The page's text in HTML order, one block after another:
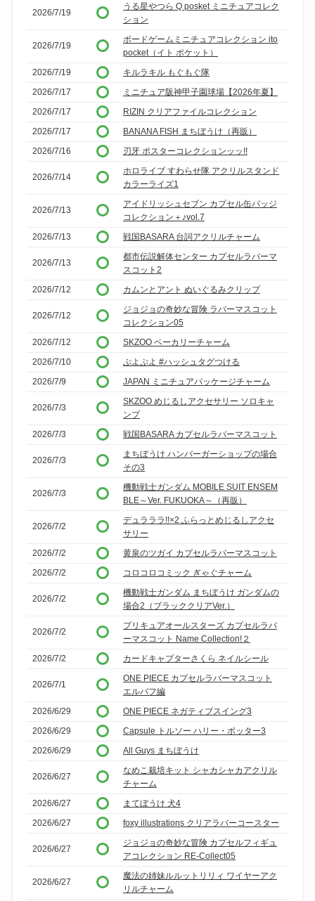
2026/7/19
うる星やつら Q posket ミニチュアコレク
ション
2026/7/19
ボードゲームミニチュアコレクション ito
pocket（イト ポケット）
2026/7/19
キルラキル もぐもぐ隊
2026/7/17
ミニチュア阪神甲子園球場【2026年夏】
2026/7/17
RIZIN クリアファイルコレクション
2026/7/17
BANANA FISH まちぼうけ（再販）
2026/7/16
刃牙 ポスターコレクションッッ!!
2026/7/14
ホロライブ すわらせ隊 アクリルスタンド
カラーライズ1
2026/7/13
アイドリッシュセブン カプセル缶バッジ
コレクション＋♪vol.7
2026/7/13
戦国BASARA 台詞アクリルチャーム
2026/7/13
都市伝説解体センター カプセルラバーマ
スコット2
2026/7/12
カムンとアント ぬいぐるみクリップ
2026/7/12
ジョジョの奇妙な冒険 ラバーマスコット
コレクション05
2026/7/12
SKZOO ベーカリーチャーム
2026/7/10
ぷよぷよ #ハッシュタグつける
2026/7/9
JAPAN ミニチュアパッケージチャーム
2026/7/3
SKZOO めじるしアクセサリー ソロキャ
ンプ
2026/7/3
戦国BASARA カプセルラバーマスコット
2026/7/3
まちぼうけ ハンバーガーショップの場合
その3
2026/7/3
機動戦士ガンダム MOBILE SUIT ENSEM
BLE～Ver. FUKUOKA～（再販）
2026/7/2
デュラララ!!×2 ふらっとめじるしアクセ
サリー
2026/7/2
黄泉のツガイ カプセルラバーマスコット
2026/7/2
コロコロコミック ぎゃぐチャーム
2026/7/2
機動戦士ガンダム まちぼうけ ガンダムの
場合2（ブラッククリアVer.）
2026/7/2
プリキュアオールスターズ カプセルラバ
ーマスコット Name Collection!２
2026/7/2
カードキャプターさくら ネイルシール
2026/7/1
ONE PIECE カプセルラバーマスコット
エルバフ編
2026/6/29
ONE PIECE ネガティブスイング3
2026/6/29
Capsule トルソー ハリー・ポッター3
2026/6/29
All Guys まちぼうけ
2026/6/27
なめこ栽培キット シャカシャカアクリル
チャーム
2026/6/27
まてぼうけ 犬4
2026/6/27
foxy illustrations クリアラバーコースター
2026/6/27
ジョジョの奇妙な冒険 カプセルフィギュ
アコレクション RE-Collect05
2026/6/27
魔法の姉妹ルルットリリィ ワイヤーアク
リルチャーム